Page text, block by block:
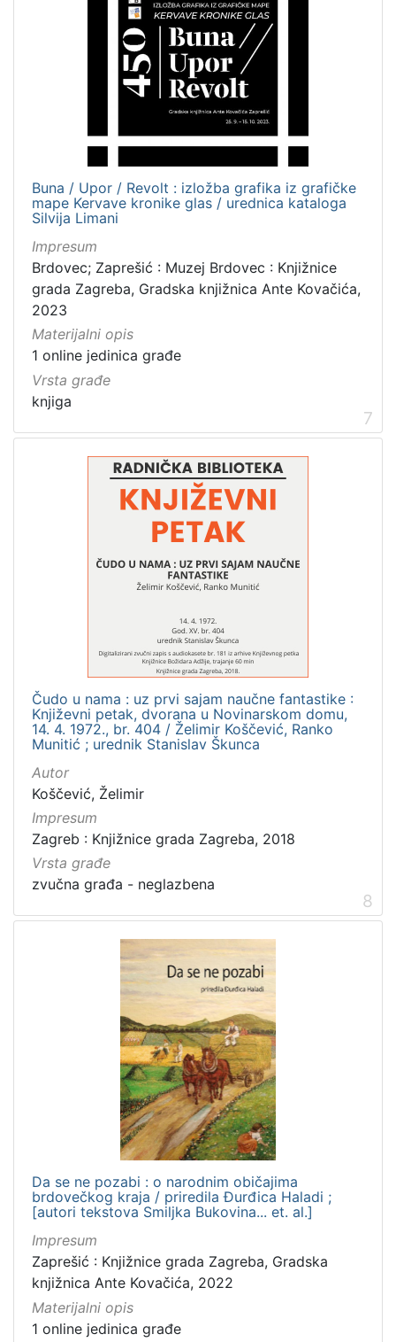
Buna / Upor / Revolt : izložba grafika iz grafičke
mape Kervave kronike glas / urednica kataloga
Silvija Limani
Impresum
Brdovec; Zaprešić : Muzej Brdovec : Knjižnice
grada Zagreba, Gradska knjižnica Ante Kovačića,
2023
Materijalni opis
1 online jedinica građe
Vrsta građe
knjiga
7
Čudo u nama : uz prvi sajam naučne fantastike :
Književni petak, dvorana u Novinarskom domu,
14. 4. 1972., br. 404 / Želimir Koščević, Ranko
Munitić ; urednik Stanislav Škunca
Autor
Koščević, Želimir
Impresum
Zagreb : Knjižnice grada Zagreba, 2018
Vrsta građe
zvučna građa - neglazbena
8
Da se ne pozabi : o narodnim običajima
brdovečkog kraja / priredila Đurđica Haladi ;
[autori tekstova Smiljka Bukovina... et. al.]
Impresum
Zaprešić : Knjižnice grada Zagreba, Gradska
knjižnica Ante Kovačića, 2022
Materijalni opis
1 online jedinica građe